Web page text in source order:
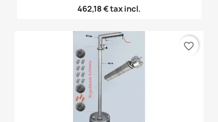
462,18 €tax incl.
favorite_border